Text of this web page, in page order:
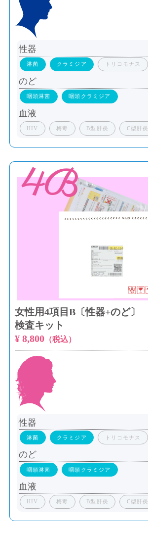
性器
淋菌 クラミジア トリコモナス
のど
咽頭淋菌 咽頭クラミジア
血液
HIV 梅毒 B型肝炎 C型肝炎
4B
女性用4項目B〔性器+のど〕
検査キット
¥ 8,800（税込）
性器
淋菌 クラミジア トリコモナス
のど
咽頭淋菌 咽頭クラミジア
血液
HIV 梅毒 B型肝炎 C型肝炎